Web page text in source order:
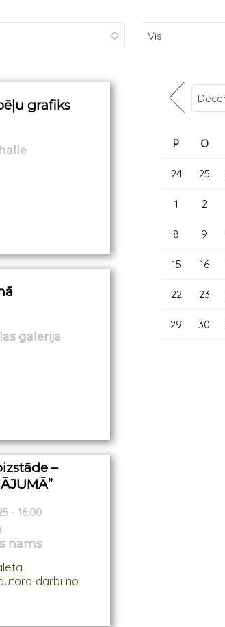
grafiks
galerija
–
- 16:00
nams
darbi no
P O
24 25
1 2
8 9
15 16
22 23
29 30